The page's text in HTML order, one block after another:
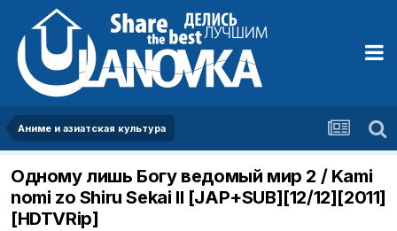
Аниме и азиатская культура
Одному лишь Богу ведомый мир 2 / Kami
nomi zo Shiru Sekai II [JAP+SUB][12/12][2011]
[HDTVRip]